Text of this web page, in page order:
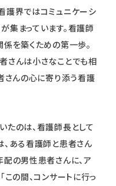
護界ではコミュニケーシ
集まっています。看護師
を築くための第一歩。
さんは小さなことでも相
さんの心に寄り添う看護
たのは、看護師長として
、ある看護師と患者さん
配の男性患者さんに、ア
この間、コンサートに行っ